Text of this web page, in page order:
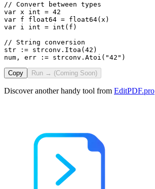
// Convert between types
var x int = 42
var f float64 = float64(x)
var i int = int(f)
// String conversion
str := strconv.Itoa(42)
num, err := strconv.Atoi("42")
Copy Run → (Coming Soon)
Discover another handy tool from EditPDF.pro